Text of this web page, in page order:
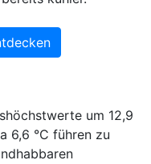
um 12,9
6,6 °C führen zu